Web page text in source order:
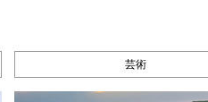
芸術